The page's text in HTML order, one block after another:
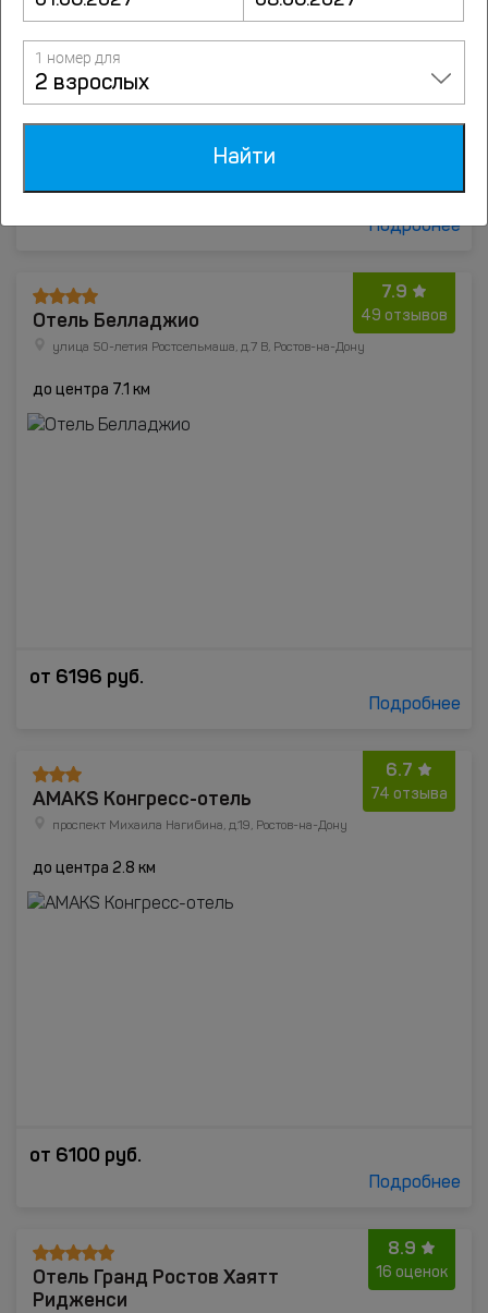
от4248руб.
Подробнее
7.9
49 отзывов
Отель Белладжио
улица 50-летия Ростсельмаша, д.7 В, Ростов-на-Дону
до центра 7.1 км
от 6196 руб.
Подробнее
6.7
74 отзыва
AMAKS Конгресс-отель
проспект Михаила Нагибина, д.19, Ростов-на-Дону
до центра 2.8 км
от 6100 руб.
Подробнее
8.9
16 оценок
Отель Гранд Ростов Хаятт
Ридженси
1 номер для
2 взрослых
Найти